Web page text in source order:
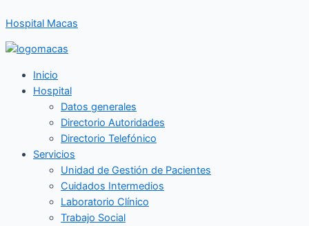
al
contenido
Hospital Macas
Inicio
Hospital
Datos generales
Directorio Autoridades
Directorio Telefónico
Servicios
Unidad de Gestión de Pacientes
Cuidados Intermedios
Laboratorio Clínico
Trabajo Social